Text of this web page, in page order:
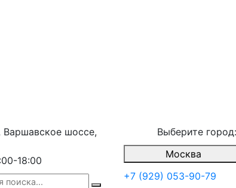
Варшавское шоссе,
18:00
Выберите город:
Москва
+7 (929) 053-90-79